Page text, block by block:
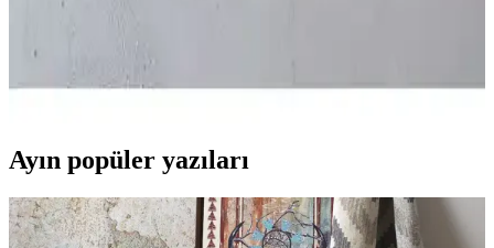
Yapımı Tasarımlar Hakkında Bilgi
İki farklı duvar saati modelini karşılaştırıyoruz. Modern tasarım ve el
yapımı seçenekler arasındaki farkları öğrenerek en uygun seçimi
yapabilirsiniz.
Ayın popüler yazıları